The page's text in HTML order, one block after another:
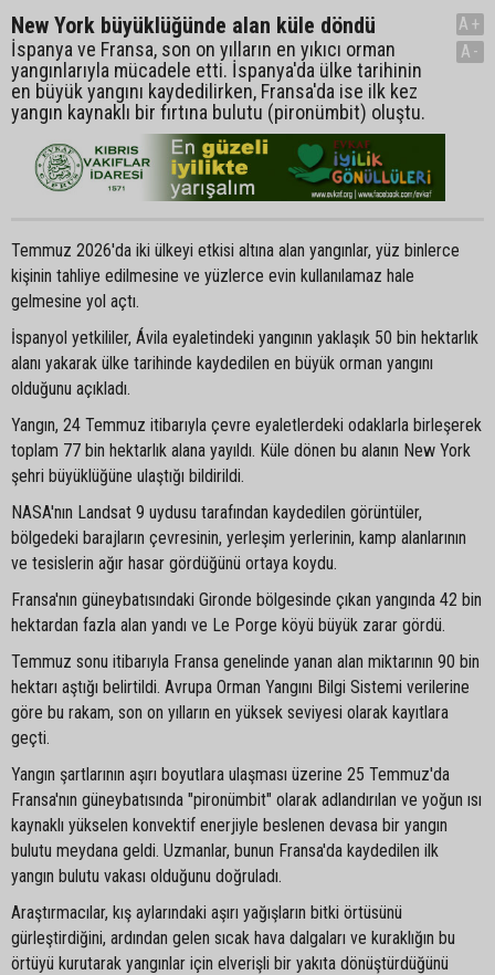
New York büyüklüğünde alan küle döndü
İspanya ve Fransa, son on yılların en yıkıcı orman
yangınlarıyla mücadele etti. İspanya'da ülke tarihinin
en büyük yangını kaydedilirken, Fransa'da ise ilk kez
yangın kaynaklı bir fırtına bulutu (pironümbit) oluştu.
A+
A-
Temmuz 2026'da iki ülkeyi etkisi altına alan yangınlar, yüz binlerce
kişinin tahliye edilmesine ve yüzlerce evin kullanılamaz hale
gelmesine yol açtı.
İspanyol yetkililer, Ávila eyaletindeki yangının yaklaşık 50 bin hektarlık
alanı yakarak ülke tarihinde kaydedilen en büyük orman yangını
olduğunu açıkladı.
Yangın, 24 Temmuz itibarıyla çevre eyaletlerdeki odaklarla birleşerek
toplam 77 bin hektarlık alana yayıldı. Küle dönen bu alanın New York
şehri büyüklüğüne ulaştığı bildirildi.
NASA'nın Landsat 9 uydusu tarafından kaydedilen görüntüler,
bölgedeki barajların çevresinin, yerleşim yerlerinin, kamp alanlarının
ve tesislerin ağır hasar gördüğünü ortaya koydu.
Fransa'nın güneybatısındaki Gironde bölgesinde çıkan yangında 42 bin
hektardan fazla alan yandı ve Le Porge köyü büyük zarar gördü.
Temmuz sonu itibarıyla Fransa genelinde yanan alan miktarının 90 bin
hektarı aştığı belirtildi. Avrupa Orman Yangını Bilgi Sistemi verilerine
göre bu rakam, son on yılların en yüksek seviyesi olarak kayıtlara
geçti.
Yangın şartlarının aşırı boyutlara ulaşması üzerine 25 Temmuz'da
Fransa'nın güneybatısında "pironümbit" olarak adlandırılan ve yoğun ısı
kaynaklı yükselen konvektif enerjiyle beslenen devasa bir yangın
bulutu meydana geldi. Uzmanlar, bunun Fransa'da kaydedilen ilk
yangın bulutu vakası olduğunu doğruladı.
Araştırmacılar, kış aylarındaki aşırı yağışların bitki örtüsünü
gürleştirdiğini, ardından gelen sıcak hava dalgaları ve kuraklığın bu
örtüyü kurutarak yangınlar için elverişli bir yakıta dönüştürdüğünü